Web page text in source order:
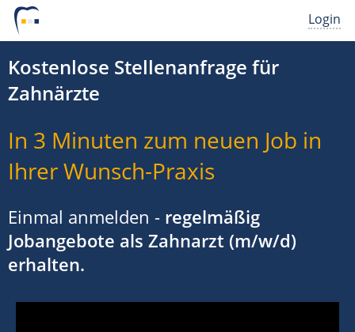
Login
Kostenlose Stellenanfrage für
Zahnärzte
In 3 Minuten zum neuen Job in
Ihrer Wunsch-Praxis
Einmal anmelden - regelmäßig
Jobangebote als Zahnarzt (m/w/d)
erhalten.